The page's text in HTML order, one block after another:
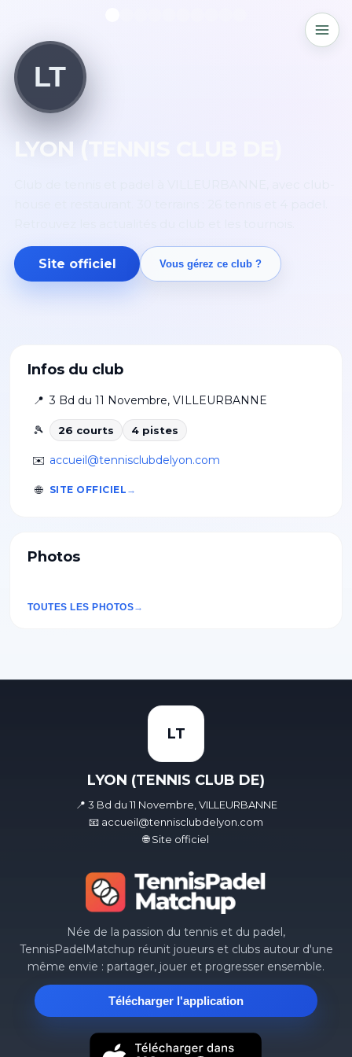
LT
LYON (TENNIS CLUB DE)
Site officiel Vous gérez ce club ?
Infos du club
📍 3 Bd du 11 Novembre, VILLEURBANNE
🎾 26 courts 4 pistes
✉️ accueil@tennisclubdelyon.com
🌐 SITE OFFICIEL
Photos
TOUTES LES PHOTOS
LT
LYON (TENNIS CLUB DE)
📍 3 Bd du 11 Novembre, VILLEURBANNE
📧 accueil@tennisclubdelyon.com
🌐 Site officiel
Née de la passion du tennis et du padel,
TennisPadelMatchup réunit joueurs et clubs autour d'une
même envie : partager, jouer et progresser ensemble.
Télécharger l'application